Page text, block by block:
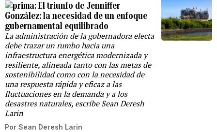
El triunfo de Jenniffer
González: la necesidad de un enfoque
gubernamental equilibrado
La administración de la gobernadora electa
debe trazar un rumbo hacia una
infraestructura energética modernizada y
resiliente, alineada tanto con las metas de
sostenibilidad como con la necesidad de
una respuesta rápida y eficaz a las
fluctuaciones en la demanda y a los
desastres naturales, escribe Sean Deresh
Larin
Por Sean Deresh Larin